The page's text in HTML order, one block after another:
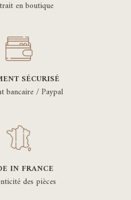
en boutique
SÉCURISÉ
bancaire / Paypal
IN FRANCE
des pièces